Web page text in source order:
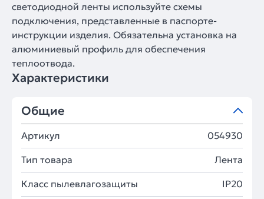
светодиодной ленты используйте схемы
подключения, представленные в паспорте-
инструкции изделия. Обязательна установка на
алюминиевый профиль для обеспечения
теплоотвода.
Характеристики
Общие
Артикул 054930
Тип товара Лента
Класс пылевлагозащиты IP20